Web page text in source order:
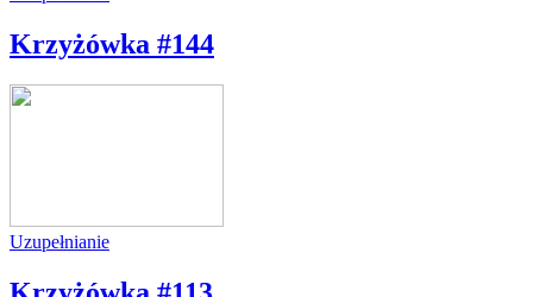
Krzyżówka #144
Uzupełnianie